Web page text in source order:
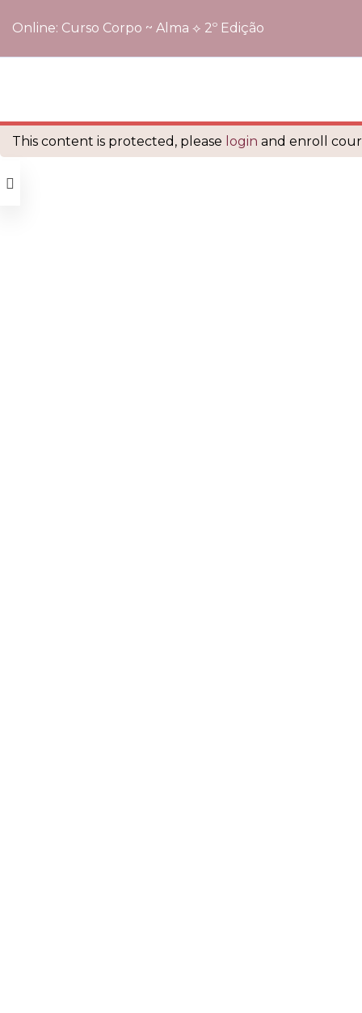
Início Cursos Online: Curso Corpo ~ Alma ⟡ 2º Edição
Online: Curso Corpo ~ Alma ⟡ 2º Edição
This content is protected, please login and enroll